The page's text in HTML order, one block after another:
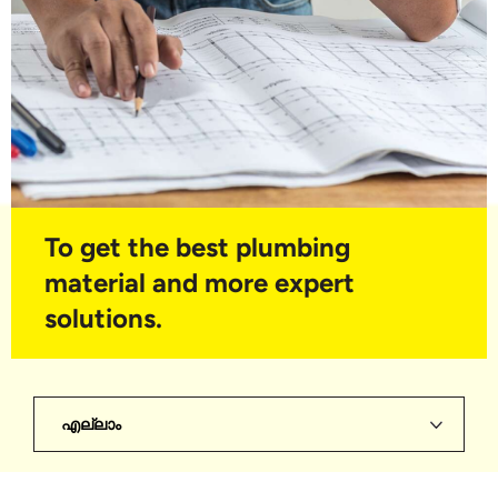
To get the best plumbing
material and more expert
solutions.
എല്ലാം